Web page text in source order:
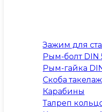
Зажим для
Рым-болт DIN
Рым-гайка
Скоба
Карабины
Талреп